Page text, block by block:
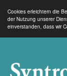
Cookies erleichtern die
der Nutzung unserer
einverstanden, dass wir